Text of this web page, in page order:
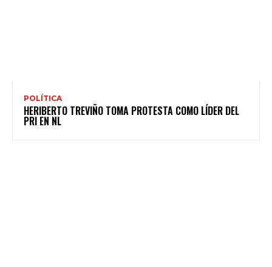
POLÍTICA
HERIBERTO TREVIÑO TOMA PROTESTA COMO LÍDER DEL
PRI EN NL